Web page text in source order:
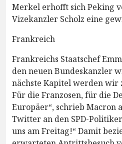
Merkel erhofft sich Peking
Vizekanzler Scholz eine
Frankreich
Frankreichs Staatschef
den neuen Bundeskanzler
nächste Kapitel werden wir
Für die Franzosen, für die
Europäer“, schrieb Macron
Twitter an den SPD-
uns am Freitag!“ Damit